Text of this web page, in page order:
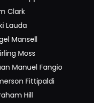
Clark
Lauda
Mansell
Moss
Manuel Fangio
Fittipaldi
Hill